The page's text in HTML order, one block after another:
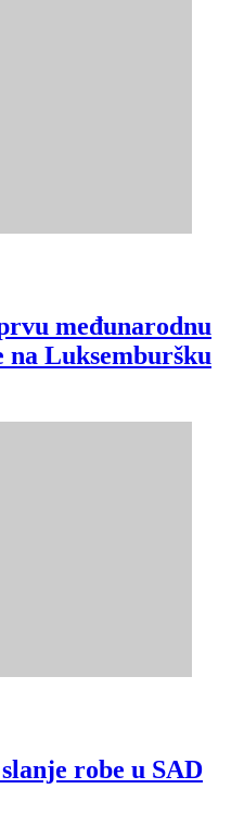
međunarodnu
na Luksemburšku
robe u SAD